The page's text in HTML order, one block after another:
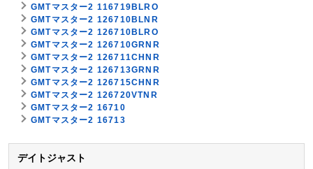
GMTマスター2 116719BLRO
GMTマスター2 126710BLNR
GMTマスター2 126710BLRO
GMTマスター2 126710GRNR
GMTマスター2 126711CHNR
GMTマスター2 126713GRNR
GMTマスター2 126715CHNR
GMTマスター2 126720VTNR
GMTマスター2 16710
GMTマスター2 16713
デイトジャスト